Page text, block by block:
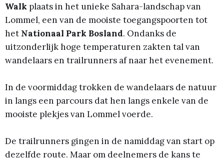
Walk plaats in het unieke Sahara-landschap van
Lommel, een van de mooiste toegangspoorten tot
het Nationaal Park Bosland. Ondanks de
uitzonderlijk hoge temperaturen zakten tal van
wandelaars en trailrunners af naar het evenement.
In de voormiddag trokken de wandelaars de natuur
in langs een parcours dat hen langs enkele van de
mooiste plekjes van Lommel voerde.
De trailrunners gingen in de namiddag van start op
dezelfde route. Maar om deelnemers de kans te